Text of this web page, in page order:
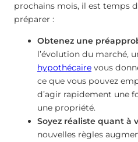
prochains mois, il est temps
préparer :
Obtenez une
l’évolution du marché,
hypothécaire vous
ce que vous pouvez
d’agir rapidement une
une propriété.
Soyez réaliste quant à
nouvelles règles